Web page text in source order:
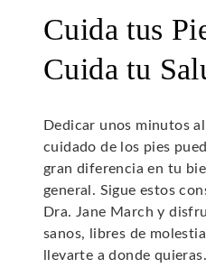
Cuida tus
Cuida tu
Dedicar unos minutos al
cuidado de los pies
gran diferencia en tu
general. Sigue estos
Dra. Jane March y
sanos, libres de
llevarte a donde quieras.